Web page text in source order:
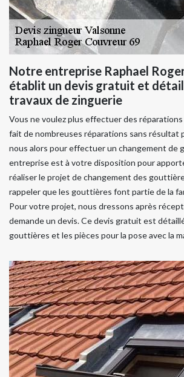
Notre entreprise Raphael
établit un devis gratuit et
travaux de zinguerie
Vous ne voulez plus effectuer des réparations
fait de nombreuses réparations sans résultat
nous alors pour effectuer un changement de
entreprise est à votre disposition pour
réaliser le projet de changement des
rappeler que les gouttières font partie de la
Pour votre projet, nous dressons après
demande un devis. Ce devis gratuit est
gouttières et les pièces pour la pose avec la